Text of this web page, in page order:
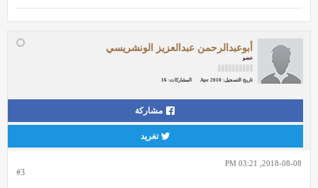
أبوعبدالرحمن عبدالعزيز الونشريسي
عضو
تاريخ التسجيل: Apr 2010 المشاركات: 16
مشاركة
تغريد
#3
2018-08-08, 03:21 PM